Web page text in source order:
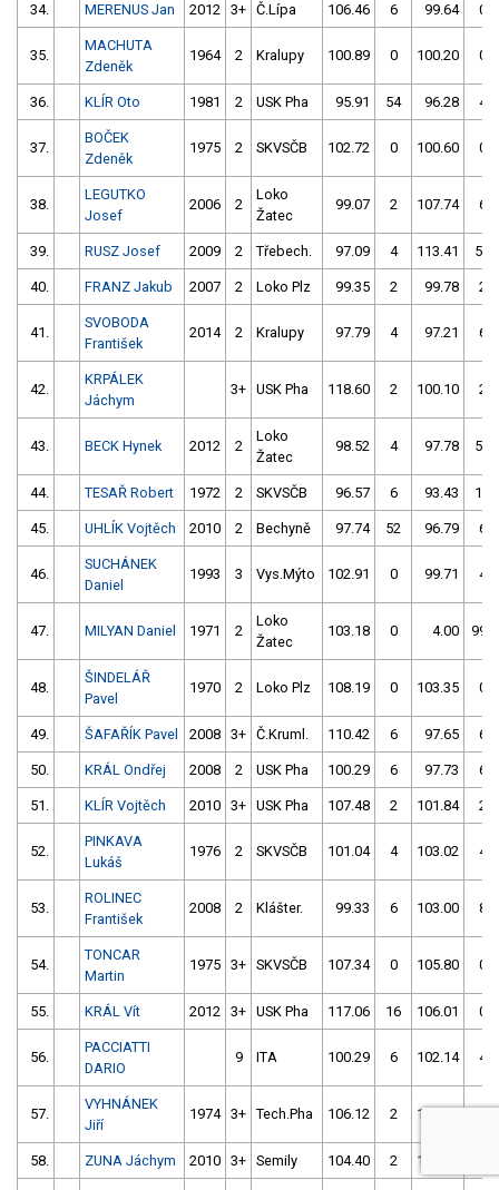
34. MERENUS Jan 2012 3+ Č.Lípa 106.46 6 99.64 0
35.
MACHUTA
Zdeněk
1964 2 Kralupy 100.89 0 100.20 0
36. KLÍR Oto 1981 2 USK Pha 95.91 54 96.28 4
37.
BOČEK
Zdeněk
1975 2 SKVSČB 102.72 0 100.60 0
38.
LEGUTKO
Josef
2006 2
Loko
Žatec
99.07 2 107.74 6
39. RUSZ Josef 2009 2 Třebech. 97.09 4 113.41 50
40. FRANZ Jakub 2007 2 Loko Plz 99.35 2 99.78 2
41.
SVOBODA
František
2014 2 Kralupy 97.79 4 97.21 6
42.
KRPÁLEK
Jáchym
3+ USK Pha 118.60 2 100.10 2
43. BECK Hynek 2012 2
Loko
Žatec
98.52 4 97.78 54
44. TESAŘ Robert 1972 2 SKVSČB 96.57 6 93.43 10
45. UHLÍK Vojtěch 2010 2 Bechyně 97.74 52 96.79 6
46.
SUCHÁNEK
Daniel
1993 3 Vys.Mýto 102.91 0 99.71 4
47. MILYAN Daniel 1971 2
Loko
Žatec
103.18 0 4.00 999
48.
ŠINDELÁŘ
Pavel
1970 2 Loko Plz 108.19 0 103.35 0
49. ŠAFAŘÍK Pavel 2008 3+ Č.Kruml. 110.42 6 97.65 6
50. KRÁL Ondřej 2008 2 USK Pha 100.29 6 97.73 6
51. KLÍR Vojtěch 2010 3+ USK Pha 107.48 2 101.84 2
52.
PINKAVA
Lukáš
1976 2 SKVSČB 101.04 4 103.02 4
53.
ROLINEC
František
2008 2 Klášter. 99.33 6 103.00 8
54.
TONCAR
Martin
1975 3+ SKVSČB 107.34 0 105.80 0
55. KRÁL Vít 2012 3+ USK Pha 117.06 16 106.01 0
56.
PACCIATTI
DARIO
9 ITA 100.29 6 102.14 4
57.
VYHNÁNEK
Jiří
1974 3+ Tech.Pha 106.12 2 104.39
58. ZUNA Jáchym 2010 3+ Semily 104.40 2 104.54